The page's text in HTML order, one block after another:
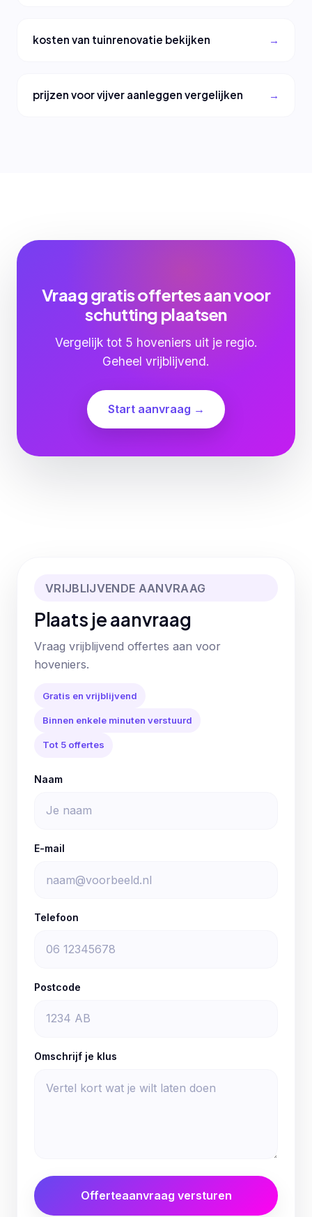
kosten van tuinrenovatie bekijken
prijzen voor vijver aanleggen vergelijken
Vraag gratis offertes aan voor
schutting plaatsen
Vergelijk tot 5 hoveniers uit je regio.
Geheel vrijblijvend.
Start aanvraag →
VRIJBLIJVENDE AANVRAAG
Plaats je aanvraag
Vraag vrijblijvend offertes aan voor
hoveniers.
Gratis en vrijblijvend
Binnen enkele minuten verstuurd
Tot 5 offertes
Naam
E-mail
Telefoon
Postcode
Omschrijf je klus
Offerteaanvraag versturen